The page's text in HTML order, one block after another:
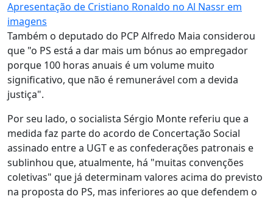
Apresentação de Cristiano Ronaldo no Al Nassr em
imagens
Também o deputado do PCP Alfredo Maia considerou
que "o PS está a dar mais um bónus ao empregador
porque 100 horas anuais é um volume muito
significativo, que não é remunerável com a devida
justiça".
Por seu lado, o socialista Sérgio Monte referiu que a
medida faz parte do acordo de Concertação Social
assinado entre a UGT e as confederações patronais e
sublinhou que, atualmente, há "muitas convenções
coletivas" que já determinam valores acima do previsto
na proposta do PS, mas inferiores ao que defendem o